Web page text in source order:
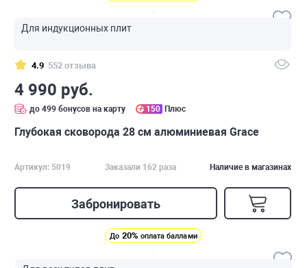
Для индукционных плит
4.9 552 отзыва
4 990 руб.
до 499 бонусов на карту 150 Плюс
Глубокая сковорода 28 см алюминиевая Grace
Артикул: 5019 Заказали 162 раза Наличие в магазинах
Забронировать
До 20% оплата баллами